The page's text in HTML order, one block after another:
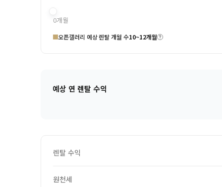
0개월
오픈갤러리 예상 렌탈 개월 수10~12개월
예상 연 렌탈 수익
렌탈 수익
원천세